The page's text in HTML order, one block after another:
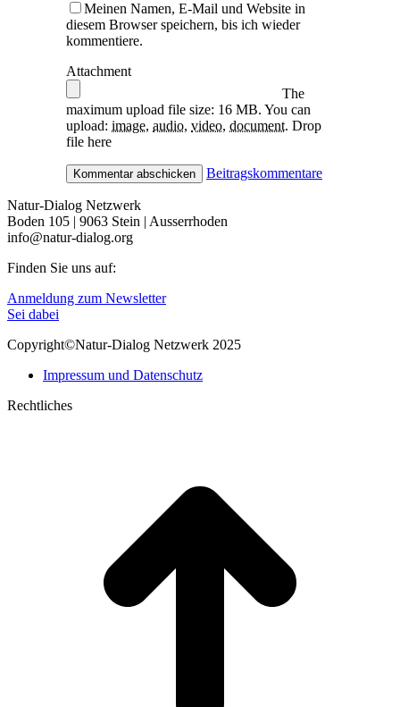
Meinen Namen, E-Mail und Website in
diesem Browser speichern, bis ich wieder
kommentiere.
Attachment
The
maximum upload file size: 16 MB. You can
upload: image, audio, video, document. Drop
file here
Beitragskommentare
Natur-Dialog Netzwerk
Boden 105 | 9063 Stein | Ausserrhoden
info@natur-dialog.org
Finden Sie uns auf:
Linkedin
page
in
window
E-
Mail
opens
new
Anmeldung zum Newsletter
Sei dabei
Copyright©Natur-Dialog Netzwerk 2025
Impressum und Datenschutz
Rechtliches